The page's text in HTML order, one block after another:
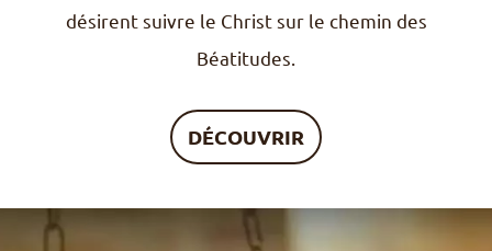
désirent suivre le Christ sur le chemin des
Béatitudes.
DÉCOUVRIR